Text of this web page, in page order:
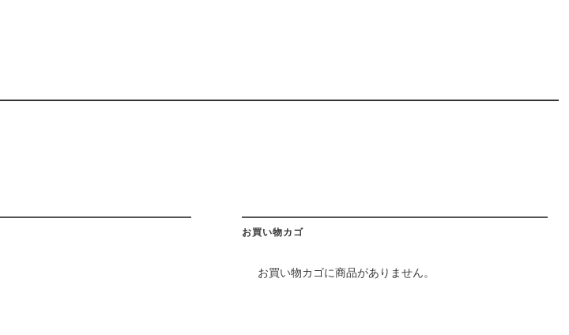
お買い物カゴ
お買い物カゴに商品がありません。